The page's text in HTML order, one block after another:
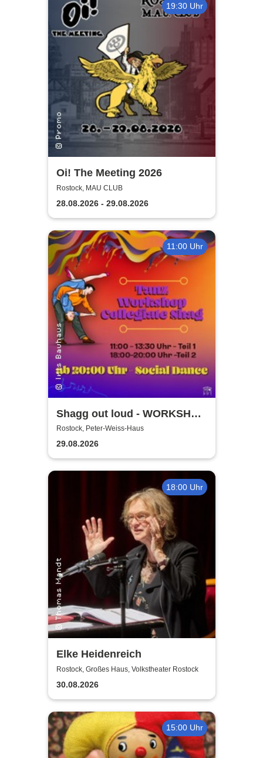
19:30 Uhr
Oi! The Meeting 2026
Rostock, MAU CLUB
28.08.2026 - 29.08.2026
11:00 Uhr
Shagg out loud - WORKSHOP
+ Social Dance | Peter Weiss
Haus Rostock
Rostock, Peter-Weiss-Haus
29.08.2026
18:00 Uhr
Elke Heidenreich
Rostock, Großes Haus, Volkstheater Rostock
30.08.2026
15:00 Uhr